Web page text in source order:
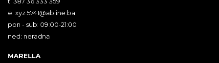
e: xyz.5741@abline.ba
pon - sub: 09:00-21:00
ned: neradna
MARELLA